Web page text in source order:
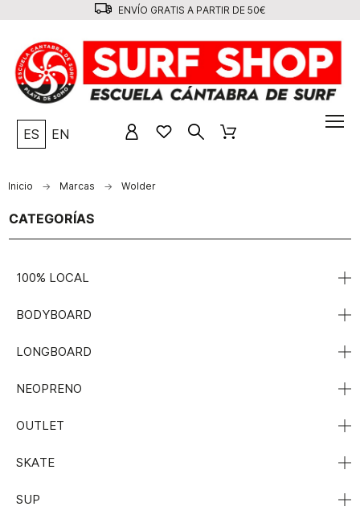
ENVÍO GRATIS A PARTIR DE 50€
ES EN
Inicio Marcas Wolder
CATEGORÍAS
100% LOCAL
BODYBOARD
LONGBOARD
NEOPRENO
OUTLET
SKATE
SUP